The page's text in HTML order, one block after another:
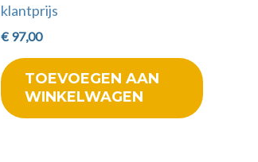
klantprijs
€ 97,00
TOEVOEGEN AAN
WINKELWAGEN